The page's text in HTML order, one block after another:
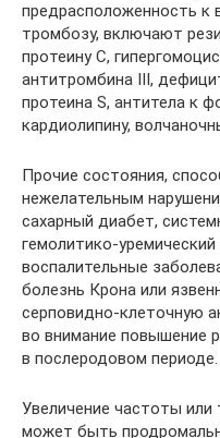
предрасположенность к
тромбозу, включают
протеину С,
антитромбина III,
протеина S, антитела к
кардиолипину,
Прочие состояния,
нежелательным
сахарный диабет,
гемолитико-
воспалительные
болезнь Крона или
серповидно-клеточную
во внимание повышение
в послеродовом периоде.
Увеличение частоты
может быть